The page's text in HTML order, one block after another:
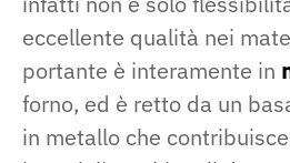
eccellente qualità nei
portante è interamente in
forno, ed è retto da un
in metallo che